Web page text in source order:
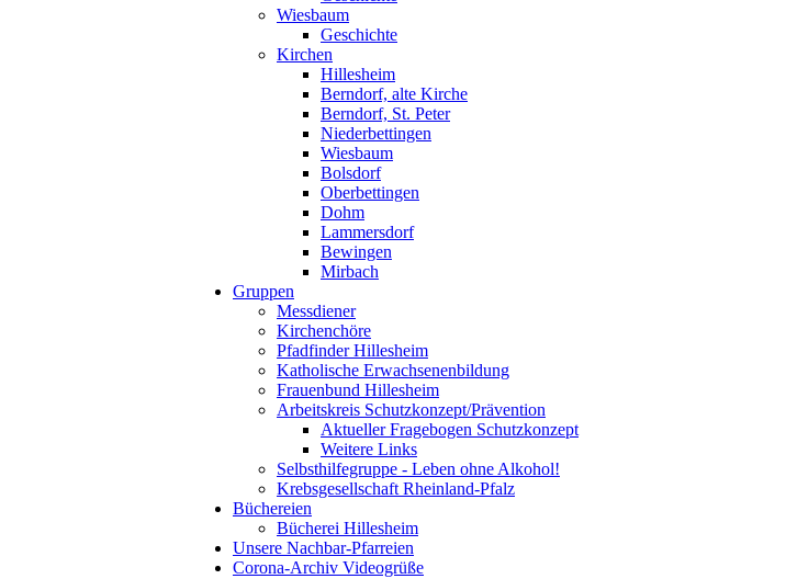
Wiesbaum
Geschichte
Kirchen
Hillesheim
Berndorf, alte Kirche
Berndorf, St. Peter
Niederbettingen
Wiesbaum
Bolsdorf
Oberbettingen
Dohm
Lammersdorf
Bewingen
Mirbach
Gruppen
Messdiener
Kirchenchöre
Pfadfinder Hillesheim
Katholische Erwachsenenbildung
Frauenbund Hillesheim
Arbeitskreis Schutzkonzept/Prävention
Aktueller Fragebogen Schutzkonzept
Weitere Links
Selbsthilfegruppe - Leben ohne Alkohol!
Krebsgesellschaft Rheinland-Pfalz
Büchereien
Bücherei Hillesheim
Unsere Nachbar-Pfarreien
Corona-Archiv Videogrüße